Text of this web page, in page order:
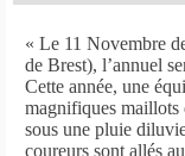
« Le 11 Novembre
de Brest), l’annuel
Cette année, une
magnifiques maillots
sous une pluie
coureurs sont allés